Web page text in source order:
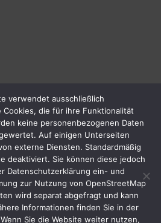
About
Presse -TV
Sitemap
Kontakt
verwendet ausschließlich
die für ihre Funktionalität
keine personenbezogenen Daten
Auf einigen Unterseiten
externe Diensten. Standardmäßig
deaktiviert. Sie können diese jedoch
Datenschutzerklärung ein- und
zur Nutzung von OpenStreetMap
wird separat abgefragt und kann
Informationen finden Sie in der
Sie die Website weiter nutzen,